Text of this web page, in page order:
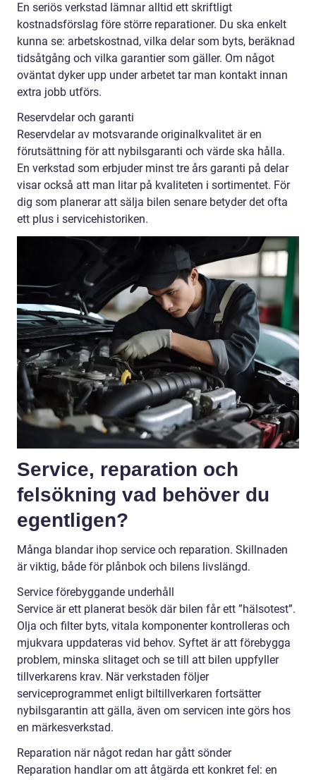
En seriös verkstad lämnar alltid ett skriftligt
kostnadsförslag före större reparationer. Du ska enkelt
kunna se: arbetskostnad, vilka delar som byts, beräknad
tidsåtgång och vilka garantier som gäller. Om något
oväntat dyker upp under arbetet tar man kontakt innan
extra jobb utförs.
Reservdelar och garanti
Reservdelar av motsvarande originalkvalitet är en
förutsättning för att nybilsgaranti och värde ska hålla.
En verkstad som erbjuder minst tre års garanti på delar
visar också att man litar på kvaliteten i sortimentet. För
dig som planerar att sälja bilen senare betyder det ofta
ett plus i servicehistoriken.
Service, reparation och
felsökning vad behöver du
egentligen?
Många blandar ihop service och reparation. Skillnaden
är viktig, både för plånbok och bilens livslängd.
Service förebyggande underhåll
Service är ett planerat besök där bilen får ett ”hälsotest”.
Olja och filter byts, vitala komponenter kontrolleras och
mjukvara uppdateras vid behov. Syftet är att förebygga
problem, minska slitaget och se till att bilen uppfyller
tillverkarens krav. När verkstaden följer
serviceprogrammet enligt biltillverkaren fortsätter
nybilsgarantin att gälla, även om servicen inte görs hos
en märkesverkstad.
Reparation när något redan har gått sönder
Reparation handlar om att åtgärda ett konkret fel: en